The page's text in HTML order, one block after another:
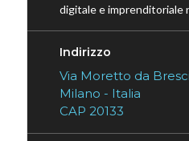
digitale e imprenditoriale
Indirizzo
Via Moretto da
Milano - Italia
CAP 20133